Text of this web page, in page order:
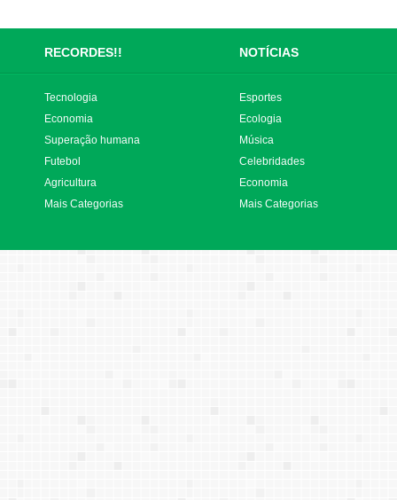
RECORDES!! NOTÍCIAS
Tecnologia
Economia
Superação humana
Futebol
Agricultura
Mais Categorias
Esportes
Ecologia
Música
Celebridades
Economia
Mais Categorias